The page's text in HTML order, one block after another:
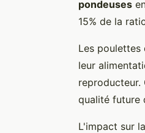
pondeuses
15% de la
Les poulettes
leur
reproducteur.
qualité future
L'impact sur la